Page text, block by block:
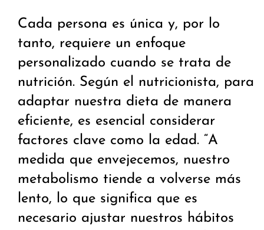
Cada persona es única y, por lo
tanto, requiere un enfoque
personalizado cuando se trata de
nutrición. Según el nutricionista, para
adaptar nuestra dieta de manera
eficiente, es esencial considerar
factores clave como la edad. “A
medida que envejecemos, nuestro
metabolismo tiende a volverse más
lento, lo que significa que es
necesario ajustar nuestros hábitos